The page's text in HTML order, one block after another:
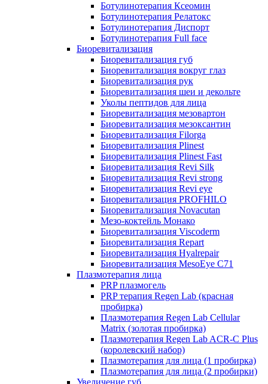
Ботулинотерапия Ксеомин
Ботулинотерапия Релатокс
Ботулинотерапия Диспорт
Ботулинотерапия Full face
Биоревитализация
Биоревитализация губ
Биоревитализация вокруг глаз
Биоревитализация рук
Биоревитализация шеи и декольте
Уколы пептидов для лица
Биоревитализация мезовартон
Биоревитализация мезоксантин
Биоревитализация Filorga
Биоревитализация Plinest
Биоревитализация Plinest Fast
Биоревитализация Revi Silk
Биоревитализация Revi strong
Биоревитализация Revi eye
Биоревитализация PROFHILO
Биоревитализация Novacutan
Мезо-коктейль Монако
Биоревитализация Viscoderm
Биоревитализация Repart
Биоревитализация Hyalrepair
Биоревитализация MesoEye C71
Плазмотерапия лица
PRP плазмогель
PRP терапия Regen Lab (красная
пробирка)
Плазмотерапия Regen Lab Cellular
Matrix (золотая пробирка)
Плазмотерапия Regen Lab ACR-C Plus
(королевский набор)
Плазмотерапия для лица (1 пробирка)
Плазмотерапия для лица (2 пробирки)
Увеличение губ